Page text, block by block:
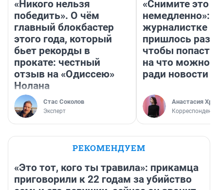
«Никого нельзя
победить». О чём
главный блокбастер
этого года, который
бьет рекорды в
прокате: честный
отзыв на «Одиссею»
Нолана
Стас Соколов
Эксперт
«Снимите это
немедленно»:
журналистке
пришлось
чтобы попасть
на что можно
ради новости
Анастасия
Корреспондент
РЕКОМЕНДУЕМ
«Это тот, кого ты травила»: прикамца
приговорили к 22 годам за убийство